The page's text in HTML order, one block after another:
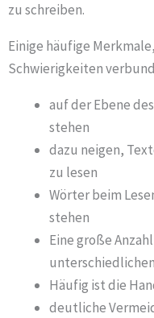
zu schreiben.
Einige häufige
Schwierigkeiten
auf der Ebene
stehen
dazu neigen,
zu lesen
Wörter beim
stehen
Eine große
Häufig ist die
deutliche